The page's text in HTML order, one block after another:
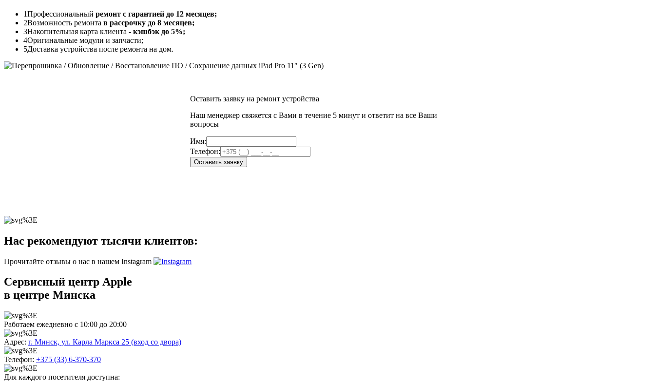
1Профессиональный ремонт с гарантией до 12 месяцев;
2Возможность ремонта в рассрочку до 8 месяцев;
3Накопительная карта клиента - кэшбэк до 5%;
4Оригинальные модули и запчасти;
5Доставка устройства после ремонта на дом.
Оставить заявку на ремонт устройства
Наш менеджер свяжется с Вами в течение 5 минут и ответит на все Ваши
вопросы
Имя:
Телефон:
Оставить заявку
Нас рекомендуют тысячи клиентов:
Прочитайте отзывы о нас в нашем Instagram
Сервисный центр Apple
в центре Минска
Работаем ежедневно с 10:00 до 20:00
Адрес: г. Минск, ул. Карла Маркса 25 (вход со двора)
Телефон: +375 (33) 6-370-370
Для каждого посетителя доступна: